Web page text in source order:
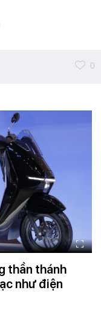
0
thần thánh
như điện